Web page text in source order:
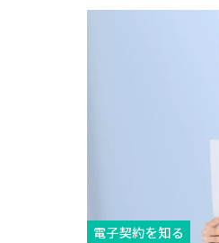
電子契約を知る